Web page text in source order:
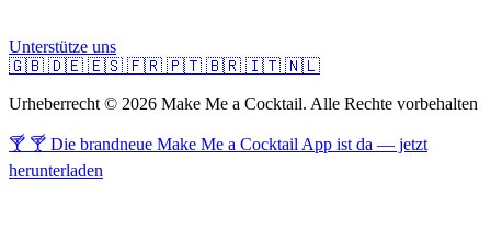
Unterstütze uns
🇬🇧 🇩🇪 🇪🇸 🇫🇷 🇵🇹 🇧🇷 🇮🇹 🇳🇱
Urheberrecht © 2026 Make Me a Cocktail. Alle Rechte vorbehalten
🍸 🍸 Die brandneue Make Me a Cocktail App ist da — jetzt
herunterladen